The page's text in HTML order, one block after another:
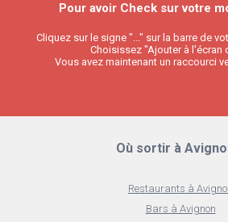
Pour avoir Check sur votre
Cliquez sur le signe "..." sur la barre de
Choisissez "Ajouter à l'écran
Vous avez maintenant un raccourci
Où sortir à
Restaurants à
Bars à Avignon